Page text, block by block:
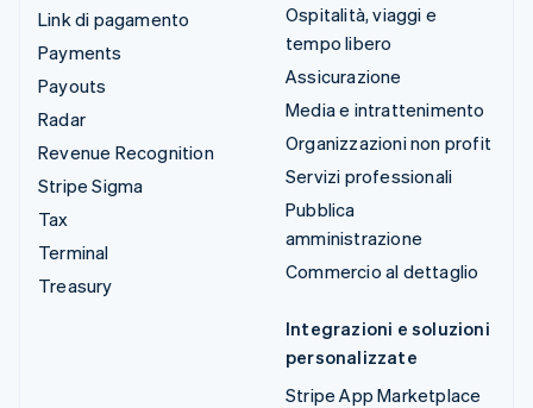
Link di pagamento
Payments
Payouts
Radar
Revenue Recognition
Stripe Sigma
Tax
Terminal
Treasury
Ospitalità, viaggi e
tempo libero
Assicurazione
Media e intrattenimento
Organizzazioni non profit
Servizi professionali
Pubblica
amministrazione
Commercio al dettaglio
Integrazioni e soluzioni
personalizzate
Stripe App Marketplace